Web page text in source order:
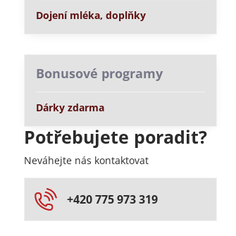
Dojení mléka, doplňky
Bonusové programy
Dárky zdarma
Potřebujete poradit?
Neváhejte nás kontaktovat
+420 775 973 319